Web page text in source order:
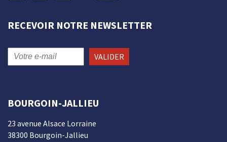
RECEVOIR NOTRE NEWSLETTER
VALIDER
BOURGOIN-JALLIEU
23 avenue Alsace Lorraine
38300 Bourgoin-Jallieu